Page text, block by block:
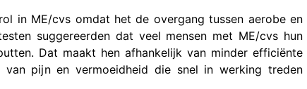
in ME/cvs omdat het de overgang tussen aerobe en
suggereerden dat veel mensen met ME/cvs hun
Dat maakt hen afhankelijk van minder efficiënte
van pijn en vermoeidheid die snel in werking treden